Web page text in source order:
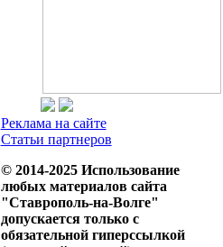
Реклама на сайте
Статьи партнеров
© 2014-2025 Использование
любых материалов сайта
"Ставрополь-на-Волге"
допускается только с
обязательной гиперссылкой